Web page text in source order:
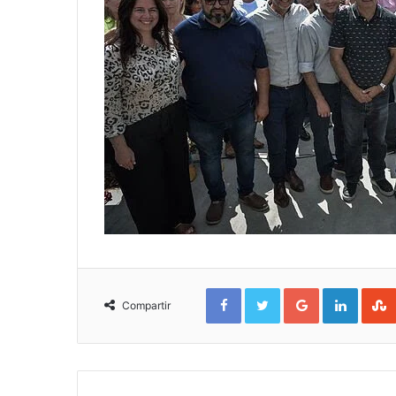
Compartir
FacebookTwitterGoogle+